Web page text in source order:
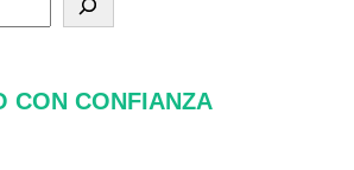
CON CONFIANZA